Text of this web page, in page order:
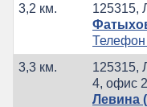
3,2 км.
125315,
Телефон
3,3 км.
125315,
4, офис
Левина